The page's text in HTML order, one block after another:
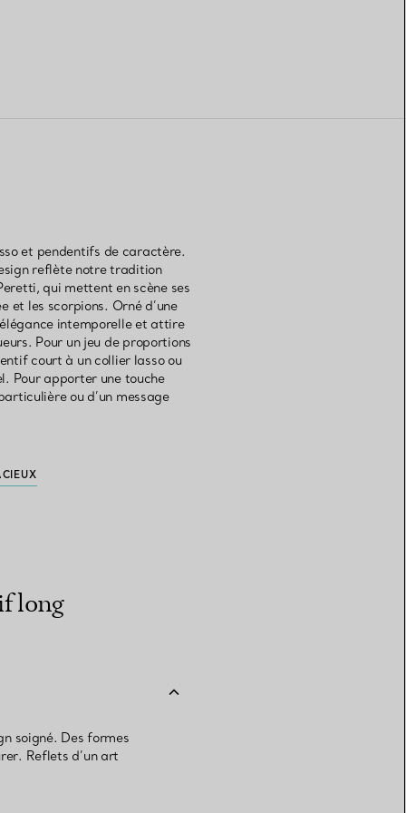
et pendentifs de caractère.
reflète notre tradition
qui mettent en scène ses
et les scorpions. Orné d’une
intemporelle et attire
Pour un jeu de proportions
court à un collier lasso ou
Pour apporter une touche
ou d’un message
long
soigné. Des formes
Reflets d’un art